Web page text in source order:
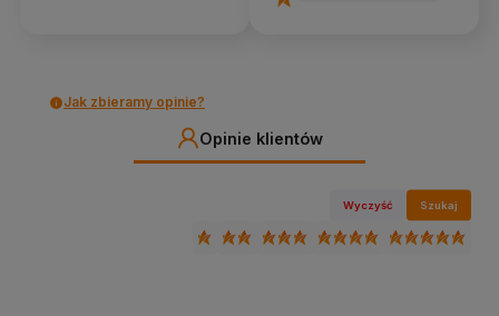
Jak zbieramy opinie?
Opinie klientów
Wyczyść Szukaj